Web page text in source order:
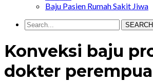
Baju Pasien Rumah Sakit Jiwa
SEARCH
Konveksi baju
dokter